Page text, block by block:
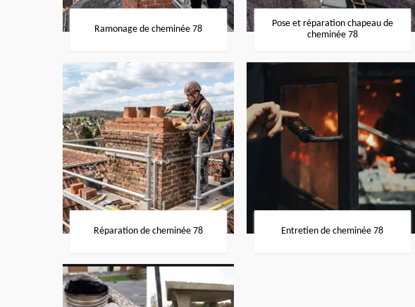
Ramonage de cheminée 78
Pose et réparation chapeau de
cheminée 78
Réparation de cheminée 78 Entretien de cheminée 78